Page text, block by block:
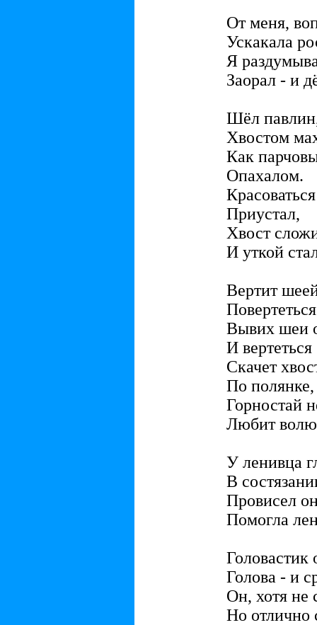
От меня,
Ускакала
Я
Заорал - и
Шёл
Хвостом
Как
Опахалом.
Красоваться
Приустал,
Хвост
И уткой
Вертит
Вывих шеи
И
Скачет
По
Горностай
Любит волю
У ленивца
В
Провисел
Помогла
Головастик
Голова - и
Он, хотя не
Но отлично